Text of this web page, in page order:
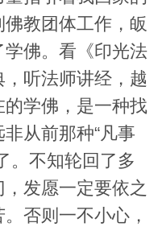
教团体工作，皈
佛。看《印光法
听法师讲经，越
学佛，是一种找
从前那种“凡事
。不知轮回了多
发愿一定要依之
否则一不小心，